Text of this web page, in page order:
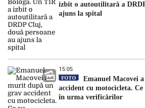
izbit o autoutilitară a
ajuns la spital
15:05
FOTO
Emanuel Macovei
accident cu motocicleta.
în urma verificărilor